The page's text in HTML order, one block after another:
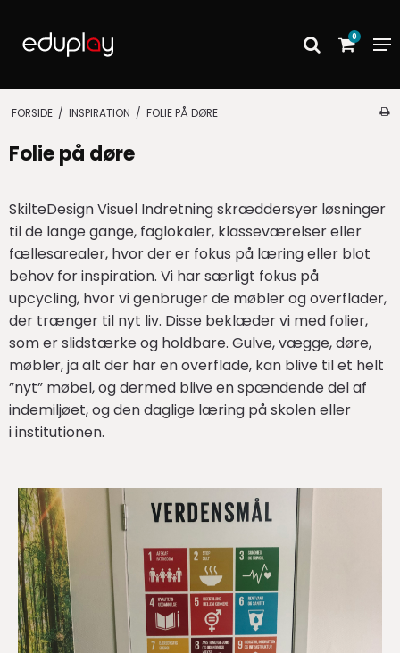
0
FORSIDE / INSPIRATION / FOLIE PÅ DØRE
Folie på døre
SkilteDesign Visuel Indretning skræddersyer løsninger
til de lange gange, faglokaler, klasseværelser eller
fællesarealer, hvor der er fokus på læring eller blot
behov for inspiration. Vi har særligt fokus på
upcycling, hvor vi genbruger de møbler og overflader,
der trænger til nyt liv. Disse beklæder vi med folier,
som er slidstærke og holdbare. Gulve, vægge, døre,
møbler, ja alt der har en overflade, kan blive til et helt
”nyt” møbel, og dermed blive en spændende del af
indemiljøet, og den daglige læring på skolen eller
i institutionen.